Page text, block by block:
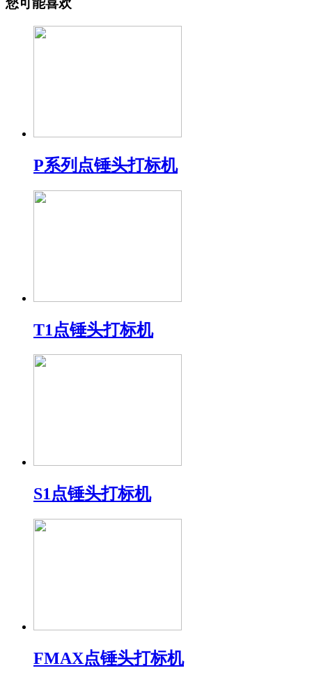
您可能喜欢
P系列点锤头打标机
T1点锤头打标机
S1点锤头打标机
FMAX点锤头打标机